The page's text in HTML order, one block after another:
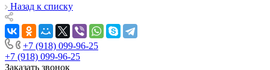
Назад к списку
+7 (918) 099-96-25
+7 (918) 099-96-25
Заказать звонок